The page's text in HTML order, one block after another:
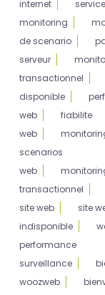
internet
monitoring
de scenario
serveur
transactionnel
disponible
web
fiabilite
web
scenarios
web
transactionnel
site web
site
indisponible
performance
surveillance
woozweb